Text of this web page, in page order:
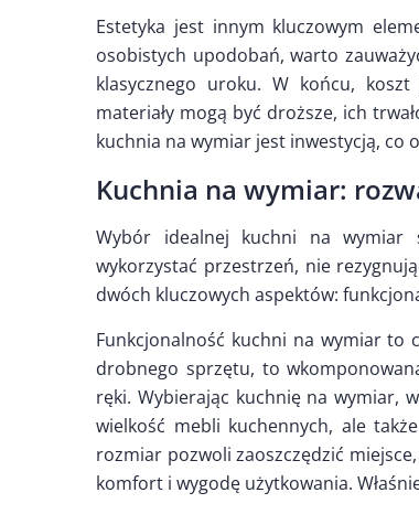
Estetyka jest innym kluczowym
osobistych upodobań, warto
klasycznego uroku. W końcu,
materiały mogą być droższe, ich
kuchnia na wymiar jest inwestycją, co
Kuchnia na wymiar:
Wybór idealnej kuchni na wymiar
wykorzystać przestrzeń, nie
dwóch kluczowych aspektów:
Funkcjonalność kuchni na wymiar to
drobnego sprzętu, to
ręki. Wybierając kuchnię na wymiar,
wielkość mebli kuchennych, ale
rozmiar pozwoli zaoszczędzić
komfort i wygodę użytkowania.